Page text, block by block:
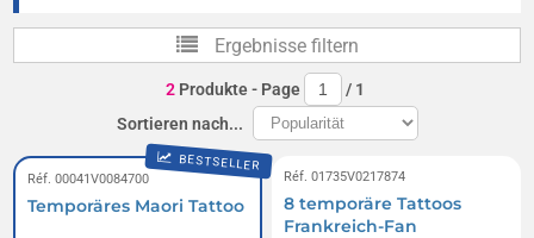
Ergebnisse filtern
2 Produkte - Page / 1
Sortieren nach...
BESTSELLER
Réf. 00041V0084700
Temporäres Maori Tattoo
Réf. 01735V0217874
8 temporäre Tattoos
Frankreich-Fan